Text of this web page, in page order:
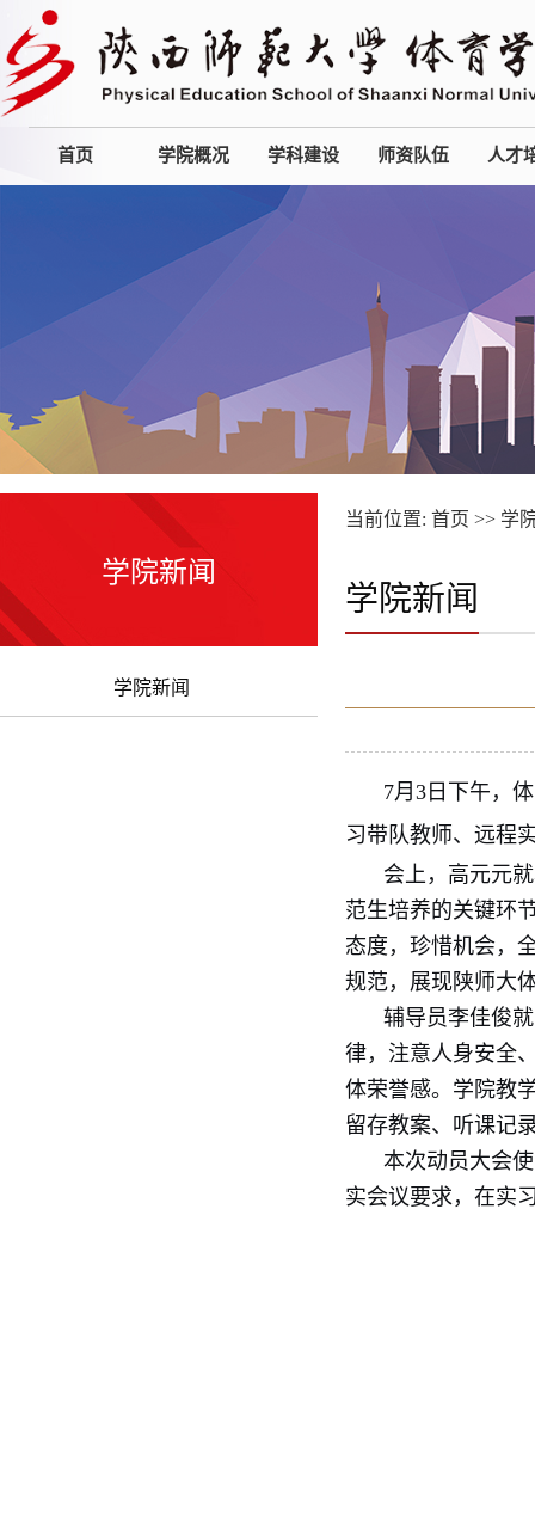
首页 学院概况 学科建设 师资队伍 人才
学院新闻
学院新闻
当前位置: 首页 >> 学
学院新闻
7月3日下午，
习带队教师、远程
会上，高元元
范生培养的关键环
态度，珍惜机会，
规范，展现陕师大
辅导员李佳俊
律，注意人身安全
体荣誉感。学院教
留存教案、听课记
本次动员大会
实会议要求，在实